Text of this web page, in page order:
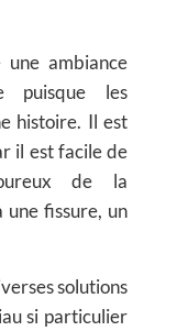
ambiance
puisque les
histoire. Il est
il est facile de
de la
une fissure, un
solutions
si particulier